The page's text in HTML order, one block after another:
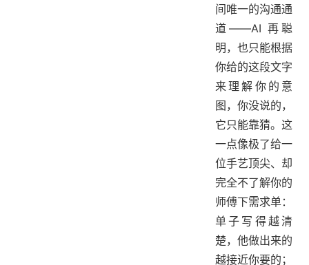
间唯一的沟通通
道——AI 再聪
明，也只能根据
你给的这段文字
来理解你的意
图，你没说的，
它只能靠猜。这
一点像极了给一
位手艺顶尖、却
完全不了解你的
师傅下需求单：
单子写得越清
楚，他做出来的
越接近你要的；